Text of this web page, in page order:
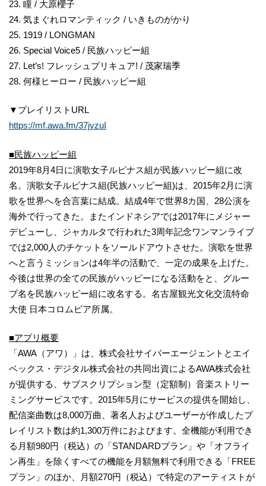
23. 瞳 / 大原櫻子
24. 気まぐれロマンティック / いきものがかり
25. 1919 / LONGMAN
26. Special Voice5 / 民族ハッピー組
27. Let’s! フレッシュプリキュア! / 茂家瑞季
28. 何様ヒーロー / 民族ハッピー組
▼プレイリストURL
https://mf.awa.fm/37jyzuI
■民族ハッピー組
2019年8月4日に演歌女子ルピナス組が民族ハッピー組に改
名。演歌女子ルピナス組(民族ハッピー組)は、2015年2月に演
歌を世界へを合言葉に結成。結成4年で世界8カ国、28公演を
海外で行ってきた。またインドネシアでは2017年にメジャー
デビューし、ジャカルタで行われた3周年記念ワンマンライブ
では2,000人のチケットをソールドアウトさせた。演歌を世界
へと言うミッションは4年半の活動で、一定の成果を上げた。
今後は世界の全ての民族がハッピーになる活動をと、グルー
プ名を民族ハッピー組に改名する。名古屋観光文化交流特命
大使 日本コロムビア所属。
■アプリ概要
「AWA（アワ）」は、株式会社サイバーエージェントとエイ
ベックス・デジタル株式会社の共同出資によるAWA株式会社
が提供する、サブスクリプション型（定額制）音楽ストリー
ミングサービスです。2015年5月にサービスの提供を開始し、
配信楽曲数は8,000万曲、著名人およびユーザーが作成したプ
レイリスト数は約1,300万件におよびます。全機能が利用でき
る月額980円（税込）の「STANDARDプラン」や「オフライ
ン再生」を除くすべての機能を月額無料で利用できる「FREE
プラン」のほか、月額270円（税込）で特定のアーティストが